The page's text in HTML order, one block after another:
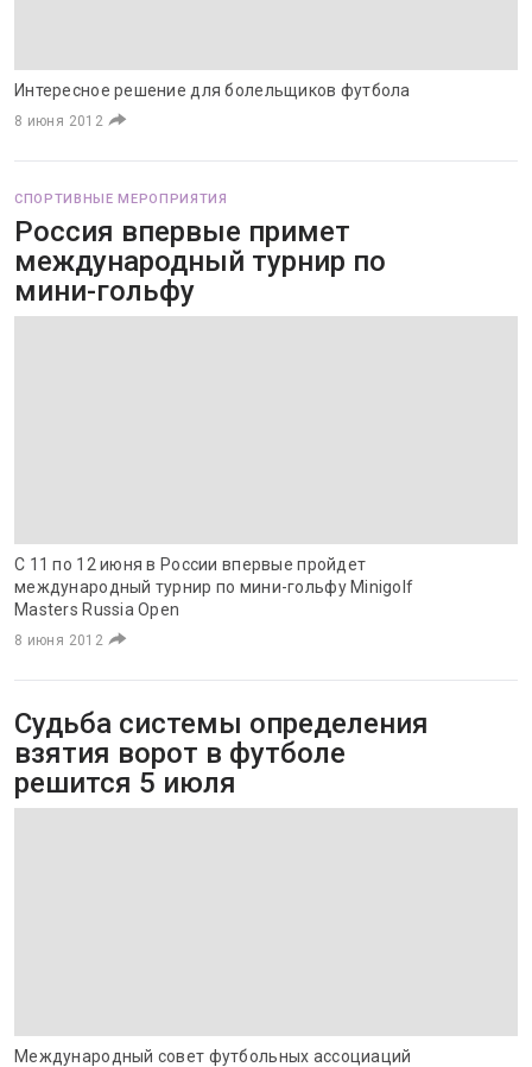
Интересное решение для болельщиков футбола
8 июня 2012
СПОРТИВНЫЕ МЕРОПРИЯТИЯ
Россия впервые примет
международный турнир по
мини-гольфу
С 11 по 12 июня в России впервые пройдет
международный турнир по мини-гольфу Minigolf
Masters Russia Open
8 июня 2012
Судьба системы определения
взятия ворот в футболе
решится 5 июля
Международный совет футбольных ассоциаций